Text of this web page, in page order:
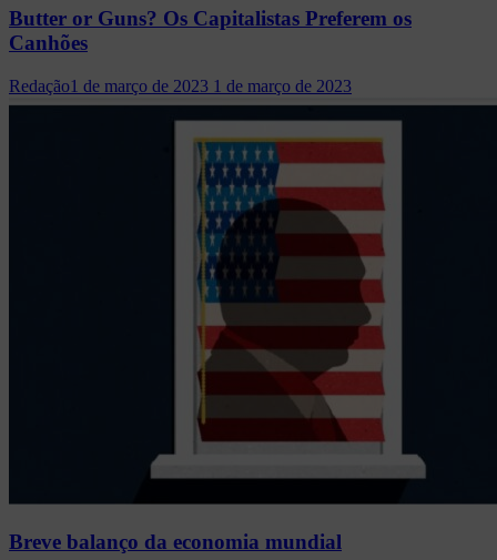
Butter or Guns? Os Capitalistas Preferem os
Canhões
Redação1 de março de 2023 1 de março de 2023
Breve balanço da economia mundial